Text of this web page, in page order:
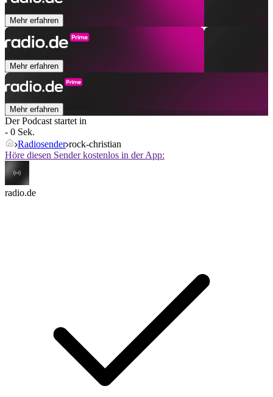
Mehr erfahren
Mehr erfahren
Mehr erfahren
Der Podcast startet in
- 0 Sek.
Radiosender rock-christian
Höre diesen Sender kostenlos in der App:
radio.de